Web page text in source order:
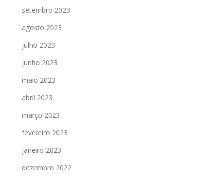
setembro 2023
agosto 2023
julho 2023
junho 2023
maio 2023
abril 2023
março 2023
fevereiro 2023
janeiro 2023
dezembro 2022